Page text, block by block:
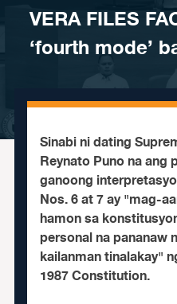
VERA FILES
‘fourth mode’
Sinabi ni dating
Reynato Puno na ang
ganoong
Nos. 6 at 7 ay "mag-
hamon sa
personal na pananaw
kailanman tinalakay"
1987 Constitution.